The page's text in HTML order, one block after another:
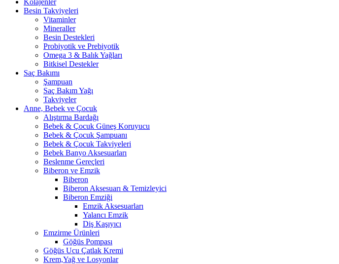
Kolajenler
Besin Takviyeleri
Vitaminler
Mineraller
Besin Destekleri
Probiyotik ve Prebiyotik
Omega 3 & Balık Yağları
Bitkisel Destekler
Saç Bakımı
Şampuan
Saç Bakım Yağı
Takviyeler
Anne, Bebek ve Çocuk
Alıştırma Bardağı
Bebek & Çocuk Güneş Koruyucu
Bebek & Çocuk Şampuanı
Bebek & Çocuk Takviyeleri
Bebek Banyo Aksesuarları
Beslenme Gereçleri
Biberon ve Emzik
Biberon
Biberon Aksesuarı & Temizleyici
Biberon Emziği
Emzik Aksesuarları
Yalancı Emzik
Diş Kaşıyıcı
Emzirme Ürünleri
Göğüs Pompası
Göğüs Ucu Çatlak Kremi
Krem,Yağ ve Losyonlar